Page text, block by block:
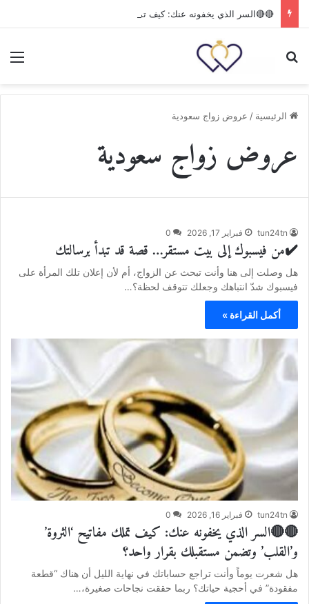
الرئيسية / عروض زواج سعودية
عروض زواج سعودية
tun24tn فبراير 17, 2026 0
✔️من فيسبوك إلى بيت مستقر… قصة قد تبدأ برسالتك
هل وصلت إلى هنا وأنت تبحث عن الزواج، أم لأن إعلان تلك المرأة على
فيسبوك شدّ انتباهك وجعلك تتوقف لحظة؟…
أكمل القراءة »
tun24tn فبراير 16, 2026 0
🔴🔴السر الذي يخفونه عنك: كيف تملك مفاتيح ‘الثروة’
و’القلب’ وتضمن مستقبلك بقرار واحد؟
هل شعرت يوماً وأنت تراجع حساباتك في نهاية الليل أن هناك “قطعة
مفقودة” في أحجية حياتك؟ ربما حققت نجاحات صغيرة،…